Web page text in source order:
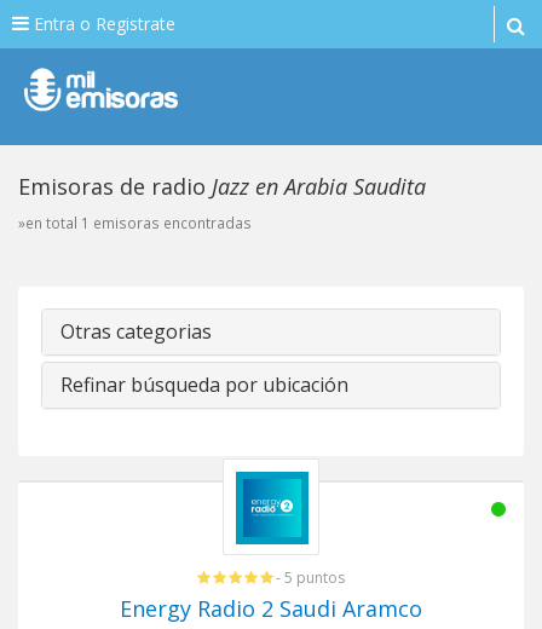
Entra o Registrate
Emisoras de radio Jazz en Arabia Saudita
»en total 1 emisoras encontradas
Otras categorias
Refinar búsqueda por ubicación
- 5 puntos
Energy Radio 2 Saudi Aramco